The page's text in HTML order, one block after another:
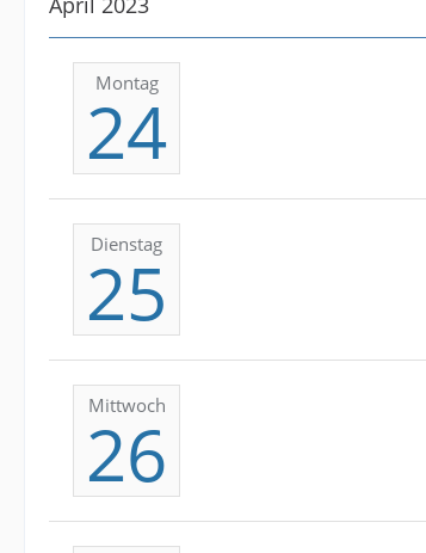
Montag
24
Dienstag
25
Mittwoch
26